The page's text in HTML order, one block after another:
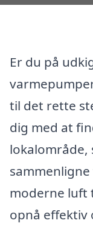
Er du på
til det rette
dig med at
lokalområde,
moderne luft
opnå effektiv